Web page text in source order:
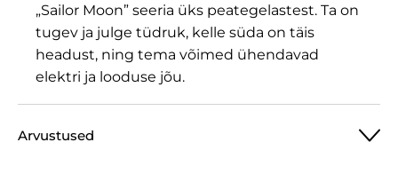
„Sailor Moon” seeria üks peategelastest. Ta on
tugev ja julge tüdruk, kelle süda on täis
headust, ning tema võimed ühendavad
elektri ja looduse jõu.
Arvustused